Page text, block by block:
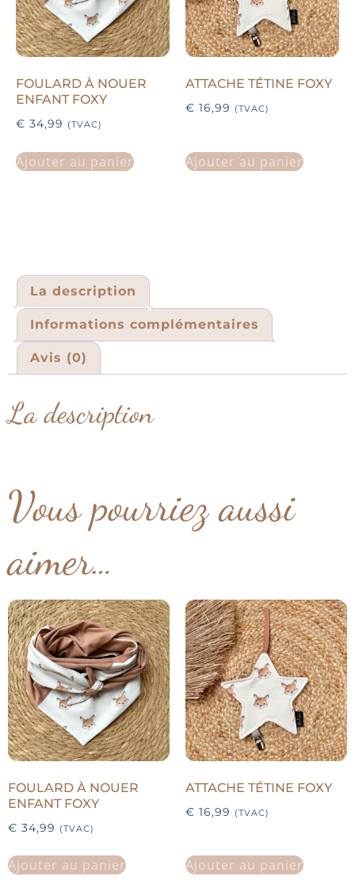
FOULARD À NOUER
ENFANT FOXY
€ 34,99 (TVAC)
Ajouter au panier
ATTACHE TÉTINE FOXY
€ 16,99 (TVAC)
Ajouter au panier
La description
Informations complémentaires
Avis (0)
La description
Vous pourriez aussi
aimer…
FOULARD À NOUER
ENFANT FOXY
€ 34,99 (TVAC)
Ajouter au panier
ATTACHE TÉTINE FOXY
€ 16,99 (TVAC)
Ajouter au panier